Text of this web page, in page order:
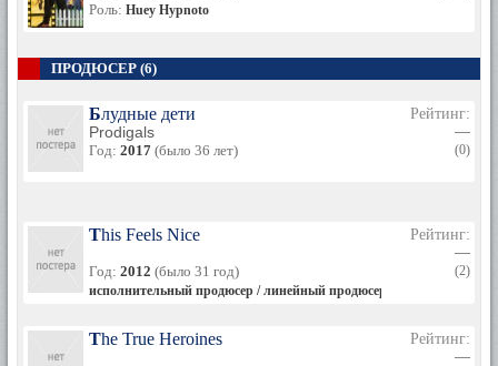
Роль: Huey Hypnoto
ПРОДЮСЕР (6)
Блудные дети
Prodigals
Год: 2017 (было 36 лет)
Рейтинг:
—
(0)
This Feels Nice
Год: 2012 (было 31 год)
исполнительный продюсер / линейный продюсер / продюсер
Рейтинг:
—
(2)
The True Heroines
Рейтинг:
—